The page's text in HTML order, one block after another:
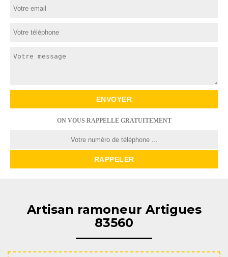
ON VOUS RAPPELLE GRATUITEMENT
Artisan ramoneur Artigues
83560